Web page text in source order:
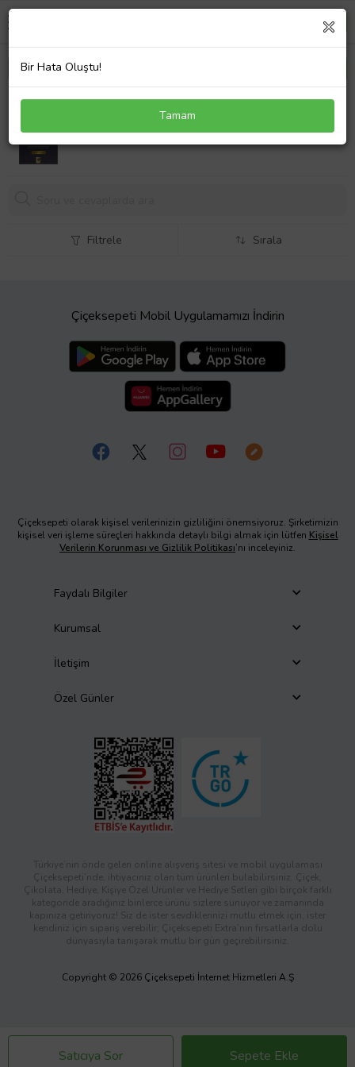
Aşk-ı Ateş Mevlana ve Şems - Seyit Burhan Gün
117,99 TL
Satıcıya Sor Sepete Ekle
Filtrele Sırala
Çiçeksepeti Mobil Uygulamamızı İndirin
Çiçeksepeti olarak kişisel verilerinizin gizliliğini önemsiyoruz. Şirketimizin
kişisel veri işleme süreçleri hakkında detaylı bilgi almak için lütfen Kişisel
Verilerin Korunması ve Gizlilik Politikası’nı inceleyiniz.
Faydalı Bilgiler
Kurumsal
İletişim
Özel Günler
Türkiye’nin önde gelen online alışveriş sitesi ve mobil uygulaması
Çiçeksepeti’nde, ihtiyacınız olan tüm ürünleri bulabilirsiniz. Çiçek,
Çikolata, Hediye, Kişiye Özel Ürünler ve Hediye Setleri gibi birçok farklı
kategoride aradığınız binlerce ürünü sizlere sunuyor ve zamanında
kapınıza getiriyoruz! Siz de ister sevdiklerinizi mutlu etmek için, ister
kendiniz için sipariş verebilir; Çiçeksepeti Extra’nın fırsatlarla dolu
dünyasıyla tanışarak mutlu bir gün geçirebilirsiniz.
Copyright © 2026 Çiçeksepeti İnternet Hizmetleri A.Ş
Bir Hata Oluştu!
Tamam